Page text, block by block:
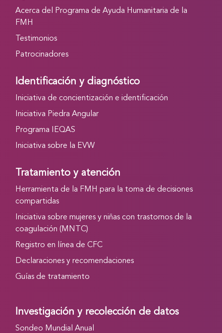
Acerca del Programa de Ayuda Humanitaria de la
FMH
Testimonios
Patrocinadores
Identificación y diagnóstico
Iniciativa de concientización e identificación
Iniciativa Piedra Angular
Programa IEQAS
Iniciativa sobre la EVW
Tratamiento y atención
Herramienta de la FMH para la toma de decisiones
compartidas
Iniciativa sobre mujeres y niñas con trastornos de la
coagulación (MNTC)
Registro en línea de CFC
Declaraciones y recomendaciones
Guías de tratamiento
Investigación y recolección de datos
Sondeo Mundial Anual